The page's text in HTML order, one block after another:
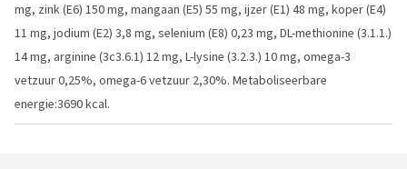
mg, zink (E6) 150 mg, mangaan (E5) 55 mg, ijzer (E1) 48 mg, koper (E4)
11 mg, jodium (E2) 3,8 mg, selenium (E8) 0,23 mg, DL-methionine (3.1.1.)
14 mg, arginine (3c3.6.1) 12 mg, L-lysine (3.2.3.) 10 mg, omega-3
vetzuur 0,25%, omega-6 vetzuur 2,30%. Metaboliseerbare
energie:3690 kcal.